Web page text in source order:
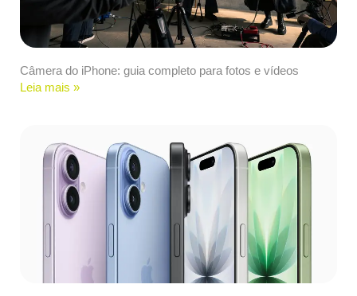
Câmera do iPhone: guia completo para fotos e vídeos
Leia mais »